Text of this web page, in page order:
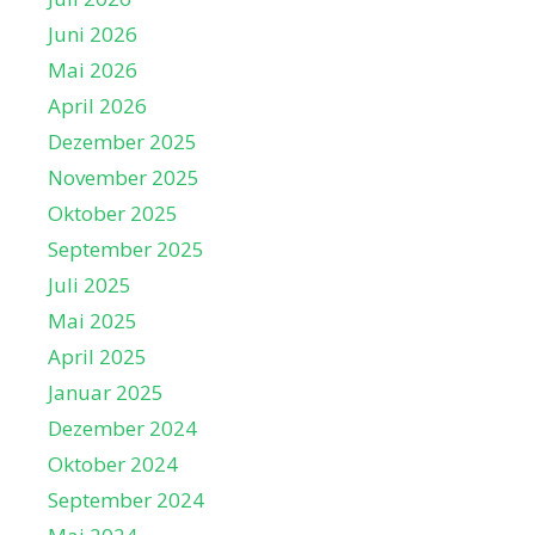
Juni 2026
Mai 2026
April 2026
Dezember 2025
November 2025
Oktober 2025
September 2025
Juli 2025
Mai 2025
April 2025
Januar 2025
Dezember 2024
Oktober 2024
September 2024